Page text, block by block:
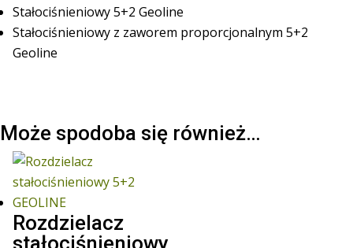
Stałociśnieniowy 5+2 Geoline
Stałociśnieniowy z zaworem proporcjonalnym 5+2
Geoline
Może spodoba się również…
Rozdzielacz
stałociśnieniowy